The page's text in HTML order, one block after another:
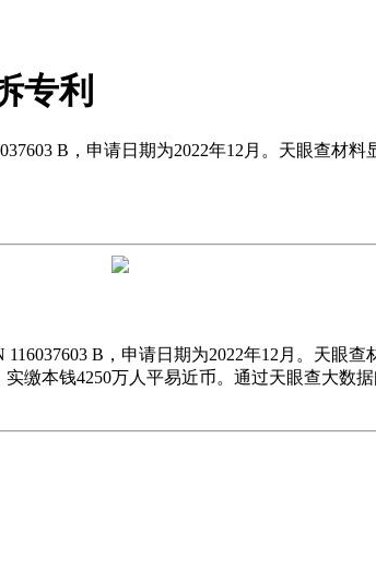
专利
B，申请日期为2022年12月。天眼查材
B，申请日期为2022年12月。天眼
缴本钱4250万人平易近币。通过天眼查大数